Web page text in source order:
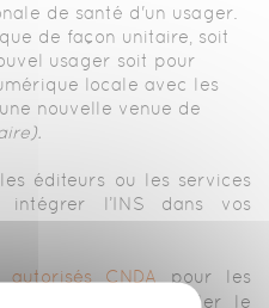
de santé d'un usager.
de façon unitaire, soit
usager soit pour
locale avec les
nouvelle venue de
éditeurs ou les services
intégrer l’INS dans vos
CNDA pour les
peuvent appeler le